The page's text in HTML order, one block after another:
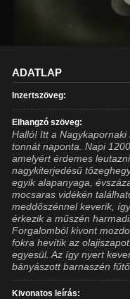
ADATLAP
Inzertszöveg:
Elhangzó szöveg:
Halló! Itt a
tonnát naponta. Napi
amelyért érdemes
nagykiterjedésű
egyik alapanyaga,
mocsaras vidékén
meddőszénnel keverik,
érkezik a műszén
Forgalomból kivont
fokra hevítik az
egyesül. Az így nyert
bányászott barnaszén
Kivonatos leírás: